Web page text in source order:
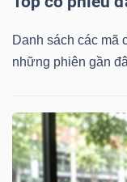
Danh sách các mã
những phiên gần
ĐẦU
TƯ
TRUY
XUẤT